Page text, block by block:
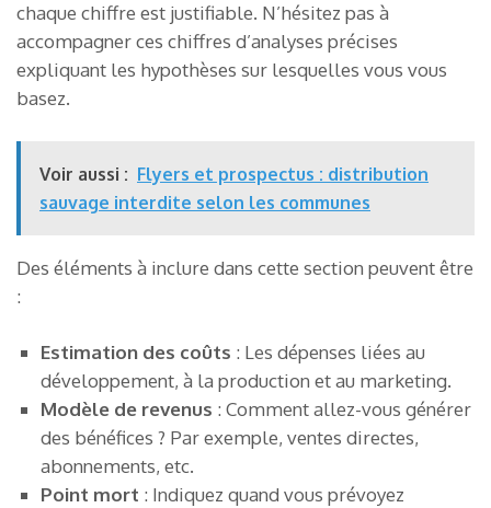
chaque chiffre est justifiable. N’hésitez pas à
accompagner ces chiffres d’analyses précises
expliquant les hypothèses sur lesquelles vous vous
basez.
Voir aussi : Flyers et prospectus : distribution
sauvage interdite selon les communes
Des éléments à inclure dans cette section peuvent être
:
Estimation des coûts : Les dépenses liées au
développement, à la production et au marketing.
Modèle de revenus : Comment allez-vous générer
des bénéfices ? Par exemple, ventes directes,
abonnements, etc.
Point mort : Indiquez quand vous prévoyez